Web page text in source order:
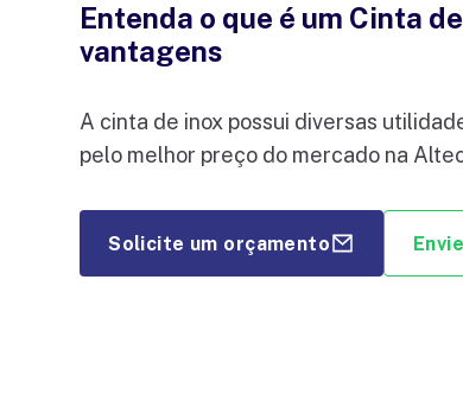
Entenda o que é um Cinta
vantagens
A cinta de inox possui diversas
pelo melhor preço do mercado na
Solicite um orçamento